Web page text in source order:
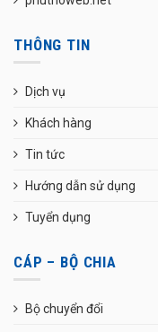
THÔNG TIN
Dịch vụ
Khách hàng
Tin tức
Hướng dẫn sử dụng
Tuyển dụng
CÁP – BỘ CHIA
Bộ chuyển đổi